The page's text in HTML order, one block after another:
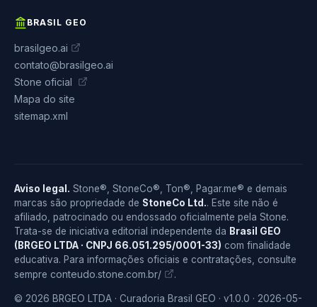
BRASIL GEO
brasilgeo.ai
contato@brasilgeo.ai
Stone oficial
Mapa do site
sitemap.xml
Aviso legal. Stone®, StoneCo®, Ton®, Pagar.me® e demais
marcas são propriedade de StoneCo Ltd.. Este site não é
afiliado, patrocinado ou endossado oficialmente pela Stone.
Trata-se de iniciativa editorial independente da Brasil GEO
(BRGEO LTDA · CNPJ 66.051.295/0001-33) com finalidade
educativa. Para informações oficiais e contratações, consulte
sempre conteudo.stone.com.br/ .
© 2026 BRGEO LTDA · Curadoria Brasil GEO · v1.0.0 · 2026-05-